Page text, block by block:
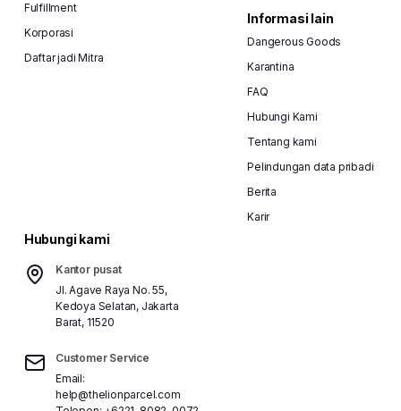
Fulfillment
Korporasi
Daftar jadi Mitra
Informasi lain
Dangerous Goods
Karantina
FAQ
Hubungi Kami
Tentang kami
Pelindungan data pribadi
Berita
Karir
Hubungi kami
Kantor pusat
Jl. Agave Raya No. 55,
Kedoya Selatan, Jakarta
Barat, 11520
Customer Service
Email:
help@thelionparcel.com